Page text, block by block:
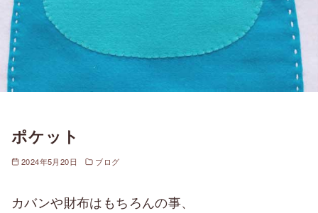
ポケット
2024年5月20日 ブログ
カバンや財布はもちろんの事、